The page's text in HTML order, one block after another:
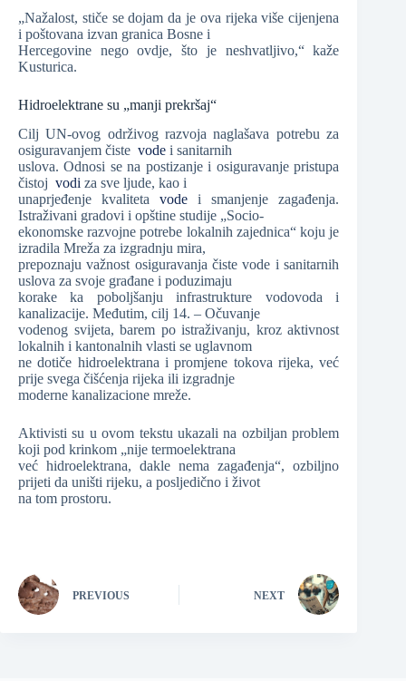
„Nažalost, stiče se dojam da je ova rijeka više cijenjena
i poštovana izvan granica Bosne i
Hercegovine nego ovdje, što je neshvatljivo,“ kaže
Kusturica.
Hidroelektrane su „manji prekršaj“
Cilj UN-ovog održivog razvoja naglašava potrebu za
osiguravanjem čiste vode i sanitarnih
uslova. Odnosi se na postizanje i osiguravanje pristupa
čistoj vodi za sve ljude, kao i
unaprjeđenje kvalitetavode i smanjenje zagađenja.
Istraživani gradovi i opštine studije „Socio-
ekonomske razvojne potrebe lokalnih zajednica“ koju je
izradila Mreža za izgradnju mira,
prepoznaju važnost osiguravanja čiste vode i sanitarnih
uslova za svoje građane i poduzimaju
korake ka poboljšanju infrastrukture vodovoda i
kanalizacije. Međutim, cilj 14. – Očuvanje
vodenog svijeta, barem po istraživanju, kroz aktivnost
lokalnih i kantonalnih vlasti se uglavnom
ne dotiče hidroelektrana i promjene tokova rijeka, već
prije svega čišćenja rijeka ili izgradnje
moderne kanalizacione mreže.
Aktivisti su u ovom tekstu ukazali na ozbiljan problem
koji pod krinkom „nije termoelektrana
već hidroelektrana, dakle nema zagađenja“, ozbiljno
prijeti da uništi rijeku, a posljedično i život
na tom prostoru.
PREVIOUS NEXT